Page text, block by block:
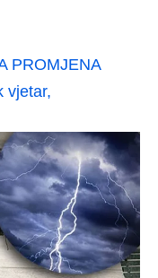
PROMJENA
vjetar,